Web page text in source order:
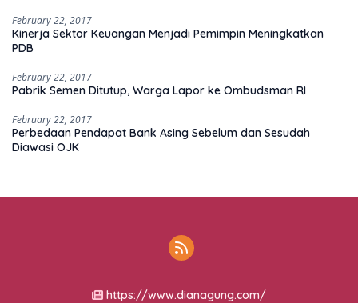
February 22, 2017
Kinerja Sektor Keuangan Menjadi Pemimpin Meningkatkan
PDB
February 22, 2017
Pabrik Semen Ditutup, Warga Lapor ke Ombudsman RI
February 22, 2017
Perbedaan Pendapat Bank Asing Sebelum dan Sesudah
Diawasi OJK
https://www.dianagung.com/